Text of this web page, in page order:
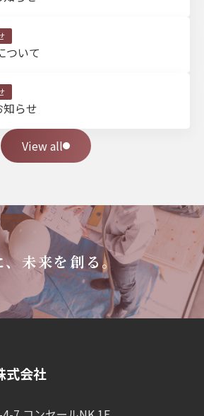
ついて
らせ
View all
、未来を創る。
式会社